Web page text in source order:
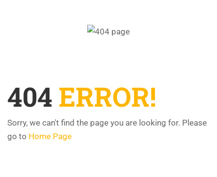
404 ERROR!
Sorry, we can't find the page you are looking for. Please
go to Home Page